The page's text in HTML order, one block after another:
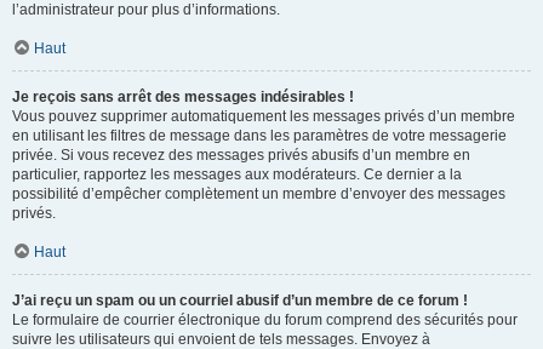
l’administrateur pour plus d’informations.
Haut
Je reçois sans arrêt des messages indésirables !
Vous pouvez supprimer automatiquement les messages privés d’un membre
en utilisant les filtres de message dans les paramètres de votre messagerie
privée. Si vous recevez des messages privés abusifs d’un membre en
particulier, rapportez les messages aux modérateurs. Ce dernier a la
possibilité d’empêcher complètement un membre d’envoyer des messages
privés.
Haut
J’ai reçu un spam ou un courriel abusif d’un membre de ce forum !
Le formulaire de courrier électronique du forum comprend des sécurités pour
suivre les utilisateurs qui envoient de tels messages. Envoyez à